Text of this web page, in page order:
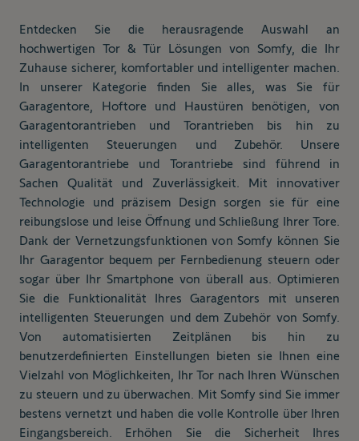
Entdecken Sie die herausragende Auswahl an
hochwertigen Tor & Tür Lösungen von Somfy, die Ihr
Zuhause sicherer, komfortabler und intelligenter machen.
In unserer Kategorie finden Sie alles, was Sie für
Garagentore, Hoftore und Haustüren benötigen, von
Garagentorantrieben und Torantrieben bis hin zu
intelligenten Steuerungen und Zubehör. Unsere
Garagentorantriebe und Torantriebe sind führend in
Sachen Qualität und Zuverlässigkeit. Mit innovativer
Technologie und präzisem Design sorgen sie für eine
reibungslose und leise Öffnung und Schließung Ihrer Tore.
Dank der Vernetzungsfunktionen von Somfy können Sie
Ihr Garagentor bequem per Fernbedienung steuern oder
sogar über Ihr Smartphone von überall aus. Optimieren
Sie die Funktionalität Ihres Garagentors mit unseren
intelligenten Steuerungen und dem Zubehör von Somfy.
Von automatisierten Zeitplänen bis hin zu
benutzerdefinierten Einstellungen bieten sie Ihnen eine
Vielzahl von Möglichkeiten, Ihr Tor nach Ihren Wünschen
zu steuern und zu überwachen. Mit Somfy sind Sie immer
bestens vernetzt und haben die volle Kontrolle über Ihren
Eingangsbereich. Erhöhen Sie die Sicherheit Ihres